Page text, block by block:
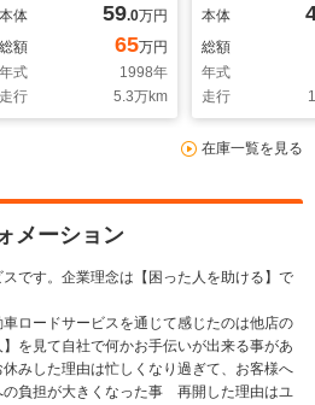
4WDスペアタイヤ
走行52960キロ
本体 59.0万円
総額
65万円
年式
1998年
走行
5.3万km
本体
総額
年式
走行
在庫一覧を見る
メーション
です。企業理念は【困った人を助ける】で
ロードサービスを通じて感じたのは他店の
を見て自社で何かお手伝いが出来る事があ
みした理由は忙しくなり過ぎて、お客様へ
の負担が大きくなった事 再開した理由はユ